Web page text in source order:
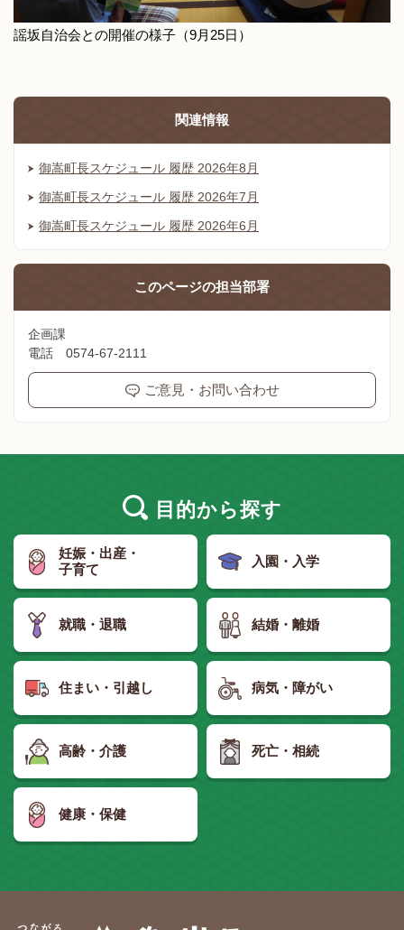
謡坂自治会との開催の様子（9月25日）
関連情報
御嵩町長スケジュール 履歴 2026年8月
御嵩町長スケジュール 履歴 2026年7月
御嵩町長スケジュール 履歴 2026年6月
このページの担当部署
企画課
電話 0574-67-2111
ご意見・お問い合わせ
目的から探す
妊娠・出産・
子育て
入園・入学
就職・退職 結婚・離婚
住まい・引越し 病気・障がい
高齢・介護 死亡・相続
健康・保健